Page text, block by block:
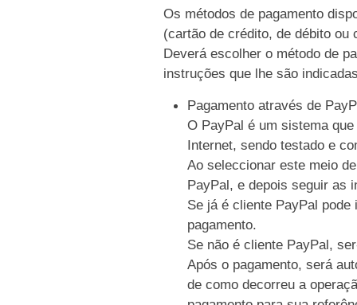
Os métodos de pagamento
(cartão de crédito, de débito ou
Deverá escolher o método de
instruções que lhe são
Pagamento através de
O PayPal é um sistema
Internet, sendo testado e
Ao seleccionar este meio
PayPal, e depois seguir as
Se já é cliente PayPal
pagamento.
Se não é cliente PayPal,
Após o pagamento, será
de como decorreu a